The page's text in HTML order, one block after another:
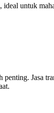
untuk
Jasa